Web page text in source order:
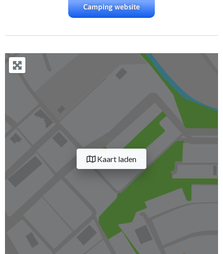
Camping website
Kaart laden